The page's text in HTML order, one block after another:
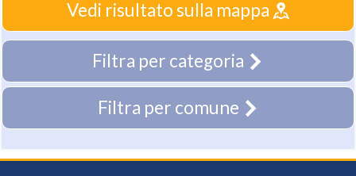
Vedi risultato sulla mappa
Filtra per categoria
Filtra per comune